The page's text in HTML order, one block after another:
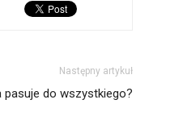
Następny artykuł
pasuje do wszystkiego?